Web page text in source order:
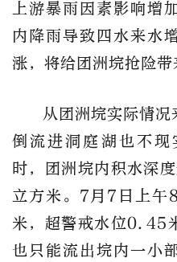
上游暴雨因素影响增
内降雨导致四水来水
涨，将给团洲垸抢险带
从团洲垸实际情
倒流进洞庭湖也不
时，团洲垸内积水深
立方米。7月7日上
米，超警戒水位0.45
也只能流出垸内一小